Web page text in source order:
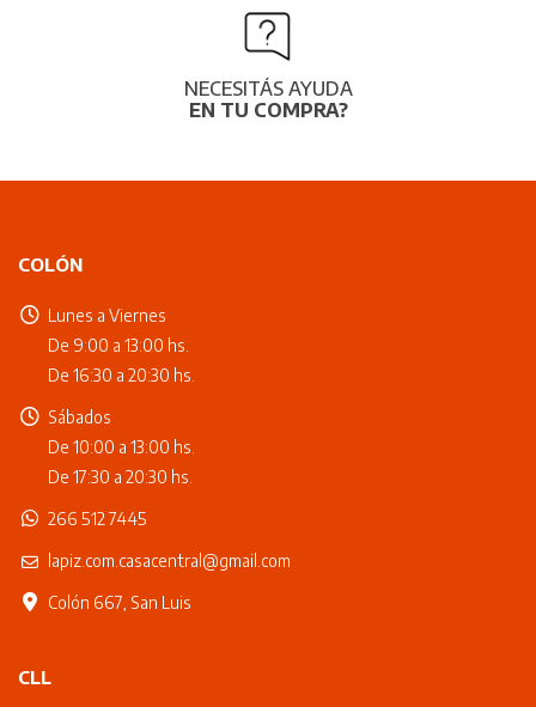
NECESITÁS AYUDA
EN TU COMPRA?
COLÓN
Lunes a Viernes
De 9:00 a 13:00 hs.
De 16:30 a 20:30 hs.
Sábados
De 10:00 a 13:00 hs.
De 17:30 a 20:30 hs.
266 512 7445
lapiz.com.casacentral@gmail.com
Colón 667, San Luis
CLL